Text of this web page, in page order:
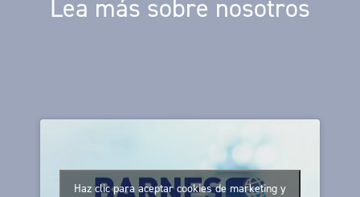
Lea más sobre nosotros
Haz clic para aceptar cookies de marketing y